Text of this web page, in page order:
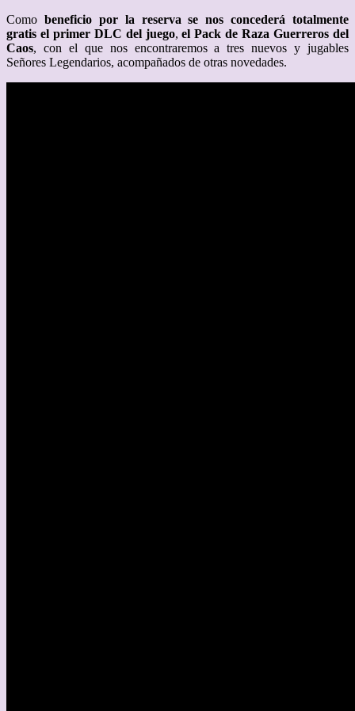
Como beneficio por la reserva se nos concederá totalmente
gratis el primer DLC del juego,el Pack de Raza Guerreros del
Caos, con el que nos encontraremos a tres nuevos y jugables
Señores Legendarios, acompañados de otras novedades.